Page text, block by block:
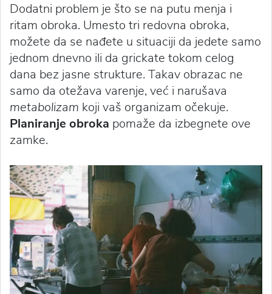
Dodatni problem je što se na putu menja i
ritam obroka. Umesto tri redovna obroka,
možete da se nađete u situaciji da jedete samo
jednom dnevno ili da grickate tokom celog
dana bez jasne strukture. Takav obrazac ne
samo da otežava varenje, već i narušava
metabolizam koji vaš organizam očekuje.
Planiranje obroka pomaže da izbegnete ove
zamke.